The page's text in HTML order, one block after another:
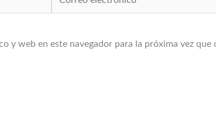
electrónico*
y web en este navegador para la próxima vez que